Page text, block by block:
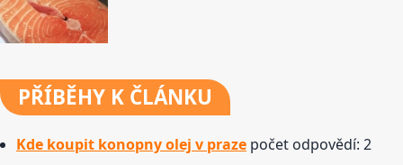
PŘÍBĚHY K ČLÁNKU
Kde koupit konopny olej v praze počet odpovědí: 2